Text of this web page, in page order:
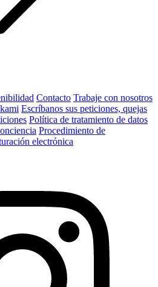
Contacto Trabaje con nosotros
Escríbanos sus peticiones, quejas
Política de tratamiento de datos
Procedimiento de
electrónica